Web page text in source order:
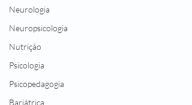
Neurologia
Neuropsicologia
Nutrição
Psicologia
Psicopedagogia
Bariátrica